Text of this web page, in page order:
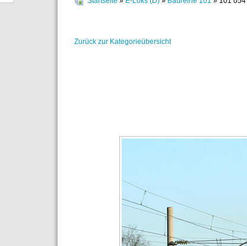
Zurück zur Kategorieübersicht